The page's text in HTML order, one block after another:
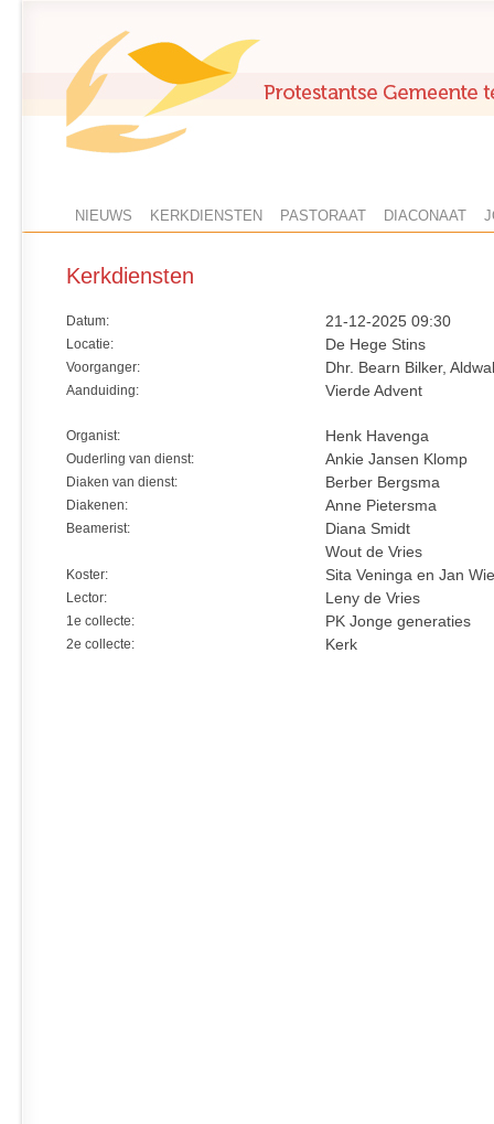
NIEUWS KERKDIENSTEN PASTORAAT DIACONAAT
Kerkdiensten
Datum: 21-12-2025 09:30
Locatie: De Hege Stins
Voorganger: Dhr. Bearn Bilker,
Aanduiding: Vierde Advent
Organist: Henk Havenga
Ouderling van dienst: Ankie Jansen Klomp
Diaken van dienst: Berber Bergsma
Diakenen: Anne Pietersma
Beamerist:
Diana Smidt
Wout de Vries
Koster: Sita Veninga en Jan
Lector: Leny de Vries
1e collecte: PK Jonge generaties
2e collecte: Kerk